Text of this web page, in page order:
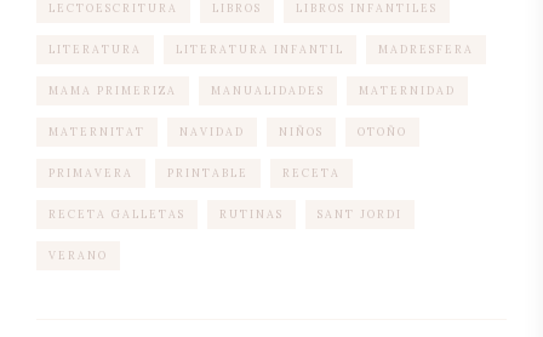
LECTOESCRITURA LIBROS LIBROS INFANTILES
LITERATURA LITERATURA INFANTIL MADRESFERA
MAMA PRIMERIZA MANUALIDADES MATERNIDAD
MATERNITAT NAVIDAD NIÑOS OTOÑO
PRIMAVERA PRINTABLE RECETA
RECETA GALLETAS RUTINAS SANT JORDI
VERANO